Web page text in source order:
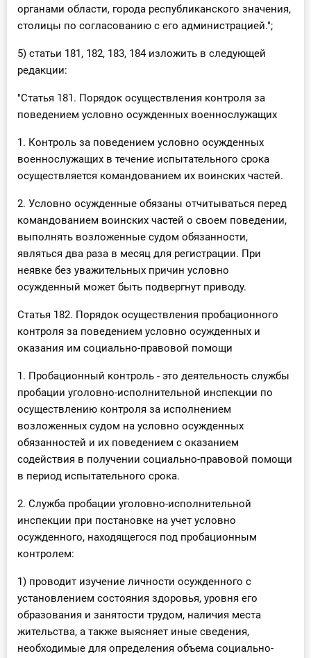
органами области, города республиканского значения,
столицы по согласованию с его администрацией.";
5) статьи 181, 182, 183, 184 изложить в следующей
редакции:
"Статья 181. Порядок осуществления контроля за
поведением условно осужденных военнослужащих
1. Контроль за поведением условно осужденных
военнослужащих в течение испытательного срока
осуществляется командованием их воинских частей.
2. Условно осужденные обязаны отчитываться перед
командованием воинских частей о своем поведении,
выполнять возложенные судом обязанности,
являться два раза в месяц для регистрации. При
неявке без уважительных причин условно
осужденный может быть подвергнут приводу.
Статья 182. Порядок осуществления пробационного
контроля за поведением условно осужденных и
оказания им социально-правовой помощи
1. Пробационный контроль - это деятельность службы
пробации уголовно-исполнительной инспекции по
осуществлению контроля за исполнением
возложенных судом на условно осужденных
обязанностей и их поведением с оказанием
содействия в получении социально-правовой помощи
в период испытательного срока.
2. Служба пробации уголовно-исполнительной
инспекции при постановке на учет условно
осужденного, находящегося под пробационным
контролем:
1) проводит изучение личности осужденного с
установлением состояния здоровья, уровня его
образования и занятости трудом, наличия места
жительства, а также выясняет иные сведения,
необходимые для определения объема социально-